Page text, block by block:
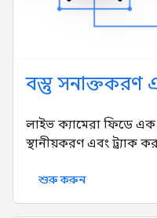
বস্তু সনাক্তকরণ
লাইভ ক্যামেরা ফিডে
স্থানীয়করণ এবং ট্র্যাক
শুরু করুন